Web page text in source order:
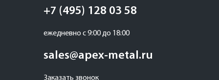
+7 (495) 128 03 58
ежедневно с 9:00 до 18:00
sales@apex-metal.ru
Заказать звонок